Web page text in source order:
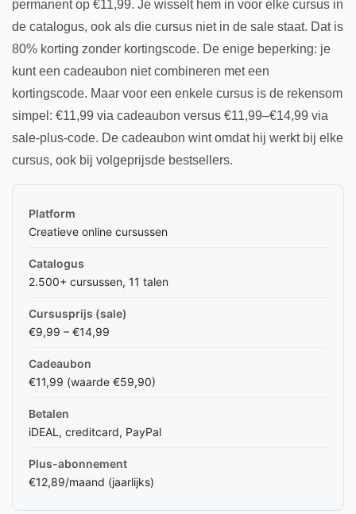
permanent op €11,99. Je wisselt hem in voor elke cursus in
de catalogus, ook als die cursus niet in de sale staat. Dat is
80% korting zonder kortingscode. De enige beperking: je
kunt een cadeaubon niet combineren met een
kortingscode. Maar voor een enkele cursus is de rekensom
simpel: €11,99 via cadeaubon versus €11,99–€14,99 via
sale-plus-code. De cadeaubon wint omdat hij werkt bij elke
cursus, ook bij volgeprijsde bestsellers.
Platform
Creatieve online cursussen
Catalogus
2.500+ cursussen, 11 talen
Cursusprijs (sale)
€9,99 – €14,99
Cadeaubon
€11,99 (waarde €59,90)
Betalen
iDEAL, creditcard, PayPal
Plus-abonnement
€12,89/maand (jaarlijks)